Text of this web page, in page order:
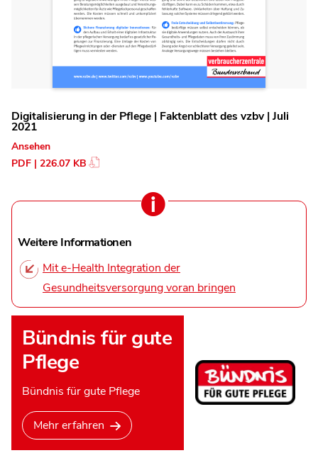
Digitalisierung in der Pflege | Faktenblatt des vzbv | Juli
2021
Ansehen
PDF | 226.07 KB
Weitere Informationen
Mit e-Health Integration der
Gesundheitsversorgung voran bringen
Bündnis für gute
Pflege
Bündnis für gute Pflege
Mehr erfahren